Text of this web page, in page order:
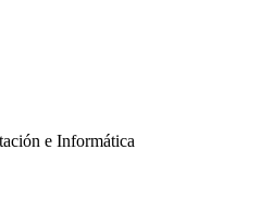
e Informática